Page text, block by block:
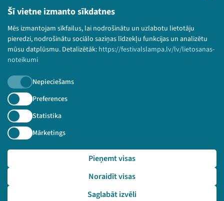
Šī vietne izmanto sīkdatnes
Mēs izmantojam sīkfailus, lai nodrošinātu un uzlabotu lietotāju
pieredzi, nodrošinātu sociālo saziņas līdzekļu funkcijas un analizētu
mūsu datplūsmu. Detalizētāk: https://festivalslampa.lv/lv/lietosanas-
noteikumi
Nepieciešams
Preferences
Statistika
Mārketings
Saglabāt izvēli
Noraidīt visas
Pieņemt visas
Lietošanas noteikumi un sīkdatņu politika
Bērnu aizsardzības politika
© 2026 Sarunu festivāls LAMPA Visas tiesības
paturētas.
Piesakies jaunumiem!
Nepalaid garām aktuālāko informāciju!
Pieteikties
🔗 https://festivalslampa.lv/lv/dalibnieki/4659